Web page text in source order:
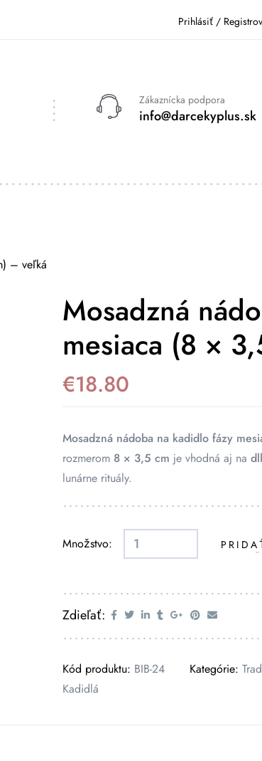
Prihlásiť /
Zákaznícka podpora
info@darcekyplus.sk
– veľká
Mosadzná
mesiaca (8 ×
€18.80
Mosadzná nádoba na kadidlo fázy
rozmerom 8 × 3,5 cm je vhodná aj na
lunárne rituály.
Množstvo:
Zdieľať:
Kód produktu: BIB-24 Kategórie:
Kadidlá